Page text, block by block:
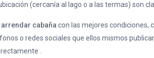
(cercanía al lago o a las termas) son
arrendar cabaña con las mejores condiciones,
o redes sociales que ellos mismos
.